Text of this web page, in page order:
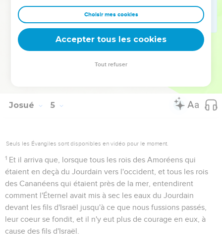
votre Dieu, sécha les eaux du Jourdain devant vous
jusqu'à ce que vous eussiez passé, comme l'Éternel, votre
Dieu, a fait à la mer Rouge, qu'il mit à sec devant nous
jusqu'à ce que nous eussions passé,
afin que tous les peuples de la terre connussent la main
Josué 5
Seuls les Évangiles sont disponibles en vidéo pour le moment.
1 Et il arriva que, lorsque tous les rois des Amoréens qui
étaient en deçà du Jourdain vers l'occident, et tous les rois
des Cananéens qui étaient près de la mer, entendirent
comment l'Éternel avait mis à sec les eaux du Jourdain
devant les fils d'Israël jusqu'à ce que nous fussions passés,
leur coeur se fondit, et il n'y eut plus de courage en eux, à
cause des fils d'Israël.
Choisir mes cookies
Accepter tous les cookies
Tout refuser